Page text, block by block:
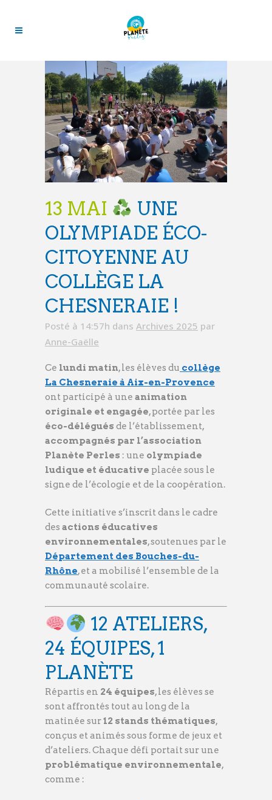
13 MAI
UNE
OLYMPIADE ÉCO-
CITOYENNE AU
COLLÈGE LA
CHESNERAIE !
Posté à 14:57h dans Archives 2025 par
Anne-Gaëlle
Ce lundi matin, les élèves du collège
La Chesneraie à Aix-en-Provence
ont participé à une animation
originale et engagée, portée par les
éco-délégués de l’établissement,
accompagnés par l’association
Planète Perles : une olympiade
ludique et éducative placée sous le
signe de l’écologie et de la coopération.
Cette initiative s’inscrit dans le cadre
des actions éducatives
environnementales, soutenues par le
Département des Bouches-du-
Rhône, et a mobilisé l’ensemble de la
communauté scolaire.
12 ATELIERS,
24 ÉQUIPES, 1
PLANÈTE
Répartis en 24 équipes, les élèves se
sont affrontés tout au long de la
matinée sur12 stands thématiques,
conçus et animés sous forme de jeux et
d’ateliers. Chaque défi portait sur une
problématique environnementale,
comme :